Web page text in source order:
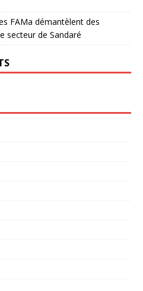
FAMa démantèlent des
secteur de Sandaré